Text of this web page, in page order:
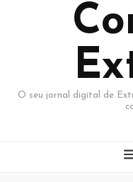
O seu jornal digital de